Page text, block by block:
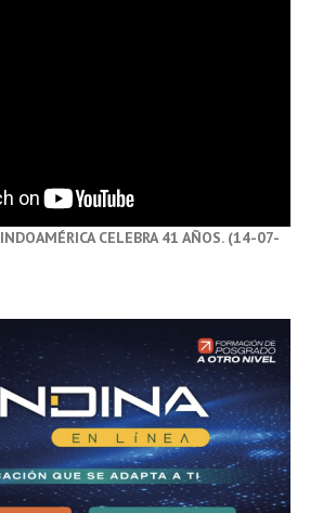
INDOAMÉRICA CELEBRA 41 AÑOS. (14-07-